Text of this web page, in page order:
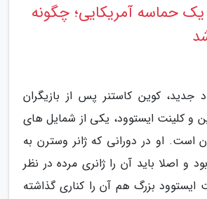
یک حماسه آمریکایی؛ چگونه
جدید، کوین کاستنر پس از بازیگران
و کلینت ایستوود، یکی از شمایل های
است. او در دورانی که ژانر وسترن به
و اصلا باید آن را ژانری مرده در نظر
بزرگ هم آن را کناری گذاشته